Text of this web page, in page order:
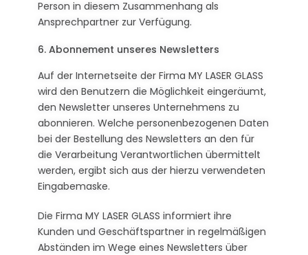
Person in diesem Zusammenhang als
Ansprechpartner zur Verfügung.
6. Abonnement unseres Newsletters
Auf der Internetseite der Firma MY LASER GLASS
wird den Benutzern die Möglichkeit eingeräumt,
den Newsletter unseres Unternehmens zu
abonnieren. Welche personenbezogenen Daten
bei der Bestellung des Newsletters an den für
die Verarbeitung Verantwortlichen übermittelt
werden, ergibt sich aus der hierzu verwendeten
Eingabemaske.
Die Firma MY LASER GLASS informiert ihre
Kunden und Geschäftspartner in regelmäßigen
Abständen im Wege eines Newsletters über